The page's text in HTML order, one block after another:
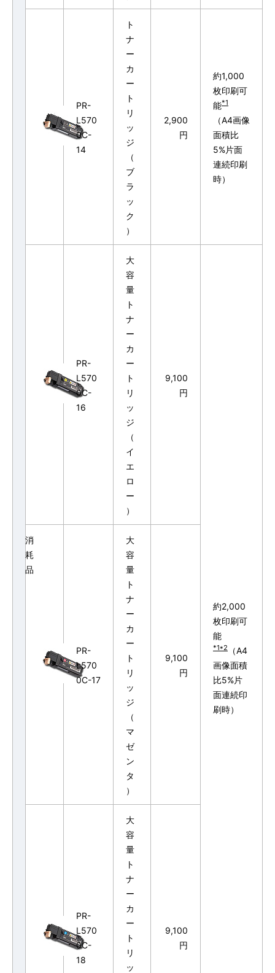
消
耗
品
PR-
L570
0C-
14
ト
ナ
ー
カ
ー
ト
リ
ッ
ジ
（
ブ
ラ
ッ
ク
）
2,900
円
約1,000
枚印刷可
能*1
（A4画像
面積比
5%片面
連続印刷
時）
PR-
L570
0C-
16
大
容
量
ト
ナ
ー
カ
ー
ト
リ
ッ
ジ
（
イ
エ
ロ
ー
）
9,100
円
約2,000
枚印刷可
能
*1*2
（A4
画像面積
比5%片
面連続印
刷時）
PR-
L570
0C-17
大
容
量
ト
ナ
ー
カ
ー
ト
リ
ッ
ジ
（
マ
ゼ
ン
タ
）
9,100
円
PR-
L570
0C-
18
大
容
量
ト
ナ
ー
カ
ー
ト
リ
ッ
9,100
円